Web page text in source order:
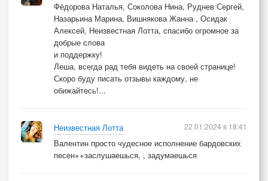
Фёдорова Наталья, Соколова Нина, Руднев Сергей,
Назарьина Марина, Вишнякова Жанна , Осидак
Алексей, Неизвестная Лотта, спасибо огромное за
добрые слова
и поддержку!
Леша, всегда рад тебя видеть на своей странице!
Скоро буду писать отзывы каждому, не
обижайтесь!...
Неизвестная Лотта
Валентин просто чудесное исполнение бардовских
песен++заслушаешься, , задумаешься
22.01.2024 в 18:41